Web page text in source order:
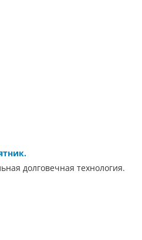
долговечная технология.